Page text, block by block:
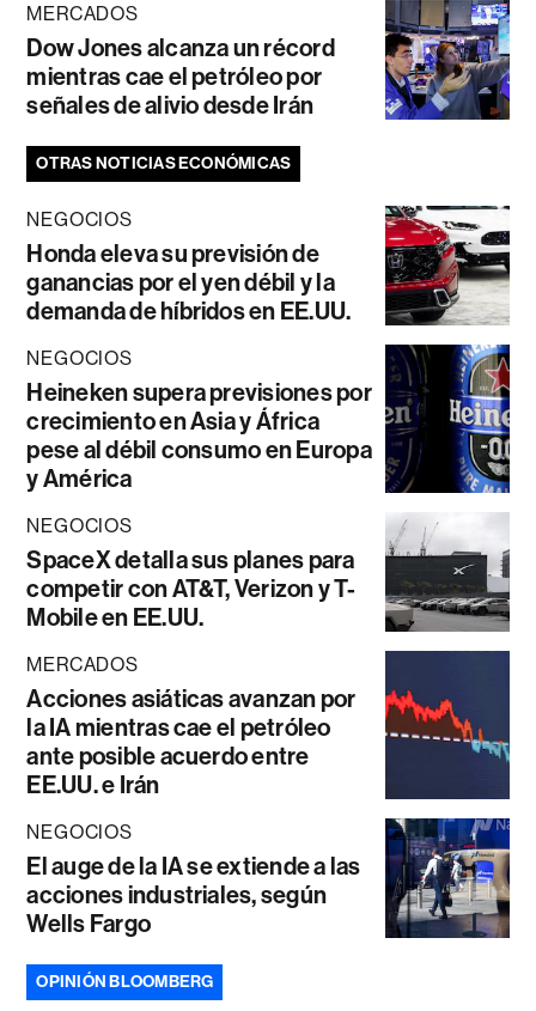
MERCADOS
Dow Jones alcanza un récord
mientras cae el petróleo por
señales de alivio desde Irán
OTRAS NOTICIAS ECONÓMICAS
NEGOCIOS
Honda eleva su previsión de
ganancias por el yen débil y la
demanda de híbridos en EE.UU.
NEGOCIOS
Heineken supera previsiones por
crecimiento en Asia y África
pese al débil consumo en Europa
y América
NEGOCIOS
SpaceX detalla sus planes para
competir con AT&T, Verizon y T-
Mobile en EE.UU.
MERCADOS
Acciones asiáticas avanzan por
la IA mientras cae el petróleo
ante posible acuerdo entre
EE.UU. e Irán
NEGOCIOS
El auge de la IA se extiende a las
acciones industriales, según
Wells Fargo
OPINIÓN BLOOMBERG